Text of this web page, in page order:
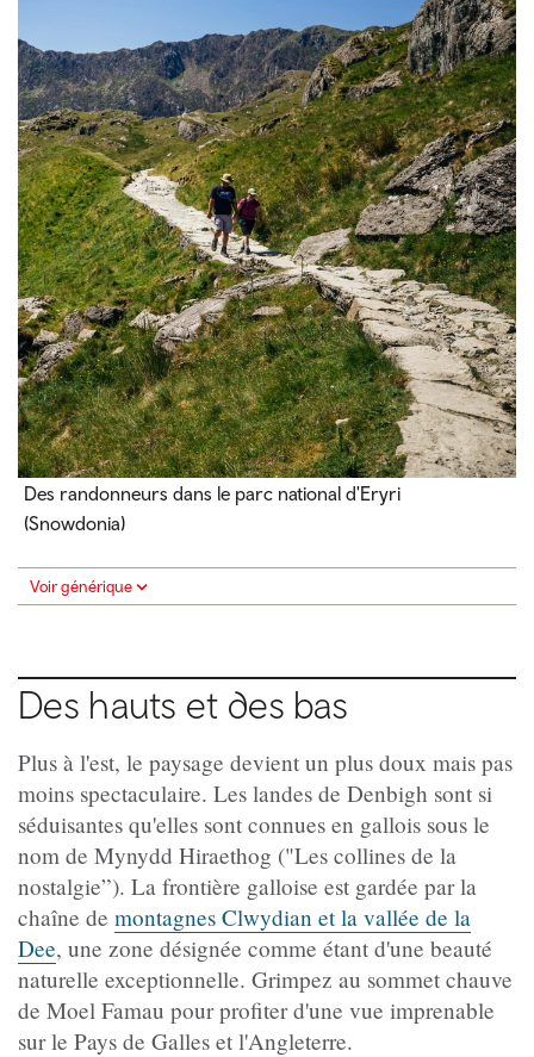
Des randonneurs dans le parc national d'Eryri
(Snowdonia)
Voir générique
Des hauts et des bas
Plus à l'est, le paysage devient un plus doux mais pas
moins spectaculaire. Les landes de Denbigh sont si
séduisantes qu'elles sont connues en gallois sous le
nom de Mynydd Hiraethog ("Les collines de la
nostalgie”). La frontière galloise est gardée par la
chaîne de montagnes Clwydian et la vallée de la
Dee, une zone désignée comme étant d'une beauté
naturelle exceptionnelle. Grimpez au sommet chauve
de Moel Famau pour profiter d'une vue imprenable
sur le Pays de Galles et l'Angleterre.